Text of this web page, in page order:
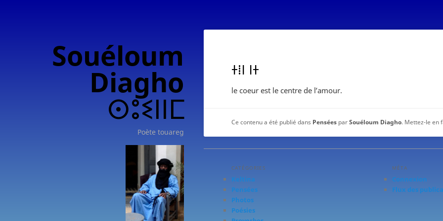
Souéloum
Diagho
ⵙⵓⵉⵏⵏⵎ
Poète touareg
ⵜⵂⵏ ⵏⵜ
le coeur est le centre de l’amour.
Ce contenu a été publié dans Pensées parSouéloum Diagho. Mettez-le en
CATÉGORIES
Keltina
Pensées
Photos
Poésies
MÉTA
Connexion
Flux des